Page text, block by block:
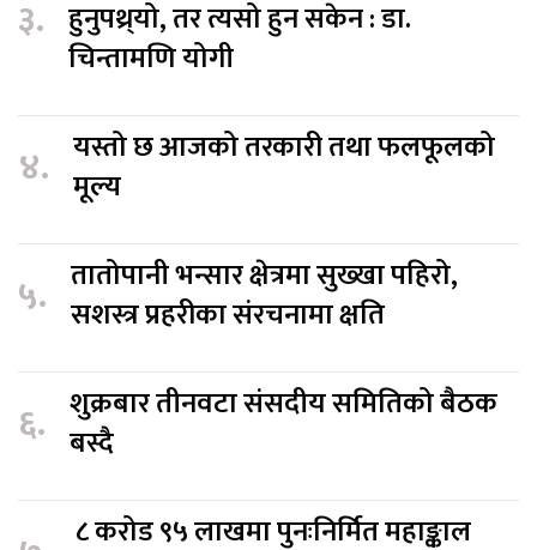
३. हुनुपथ्र्यो, तर त्यसो हुन सकेन : डा.
चिन्तामणि योगी
४. यस्तो छ आजको तरकारी तथा फलफूलको
मूल्य
५. तातोपानी भन्सार क्षेत्रमा सुख्खा पहिरो,
सशस्त्र प्रहरीका संरचनामा क्षति
६. शुक्रबार तीनवटा संसदीय समितिको बैठक
बस्दै
८ करोड ९५ लाखमा पुनःनिर्मित महाङ्काल